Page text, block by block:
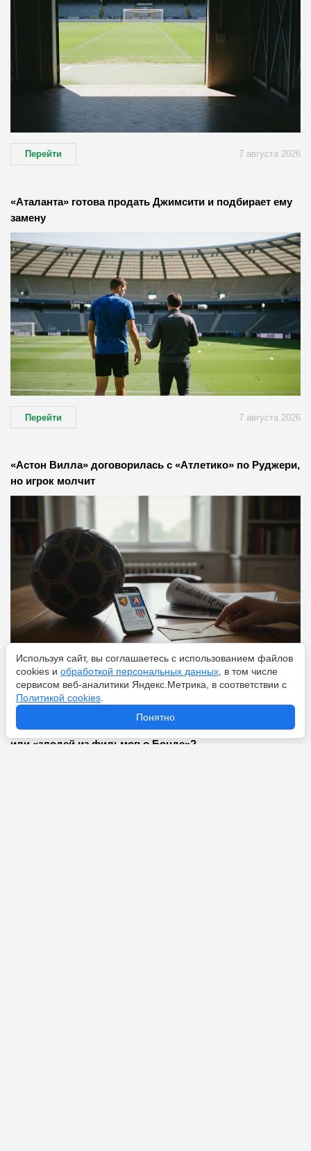
Перейти 7 августа 2026
«Аталанта» готова продать Джимсити и подбирает ему
замену
Перейти 7 августа 2026
«Астон Вилла» договорилась с «Атлетико» по Руджери,
но игрок молчит
Что ждет Холанда после ЧМ-2026: следующий Месси
или «злодей из фильмов о Бонде»?
Используя сайт, вы соглашаетесь с использованием файлов
cookies и обработкой персональных данных , в том числе
сервисом веб-аналитики Яндекс.Метрика, в соответствии с
Политикой cookies
Понятно